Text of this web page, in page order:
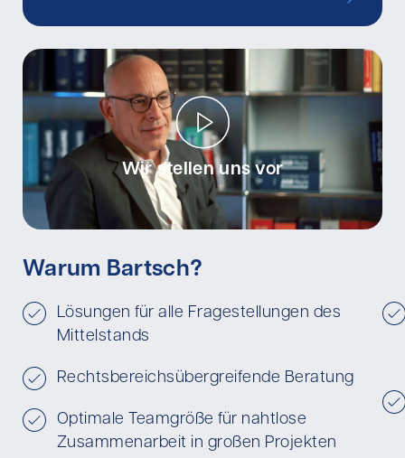
Wir stellen uns vor
Warum Bartsch?
Lösungen für alle Fragestellungen des
Mittelstands
Rechtsbereichsübergreifende Beratung
Optimale Teamgröße für nahtlose
Zusammenarbeit in großen Projekten